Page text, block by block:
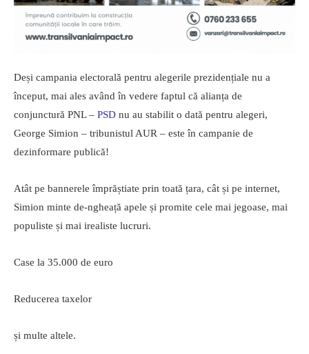
Deși campania electorală pentru alegerile prezidențiale nu a
început, mai ales având în vedere faptul că alianța de
conjunctură PNL – PSD nu au stabilit o dată pentru alegeri,
George Simion – tribunistul AUR – este în campanie de
dezinformare publică!
Atât pe bannerele împrăștiate prin toată țara, cât și pe internet,
Simion minte de-ngheață apele și promite cele mai jegoase, mai
populiste și mai irealiste lucruri.
Case la 35.000 de euro
Reducerea taxelor
și multe altele.